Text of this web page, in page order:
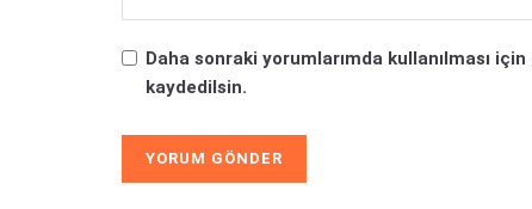
Daha sonraki yorumlarımda kullanılması
kaydedilsin.